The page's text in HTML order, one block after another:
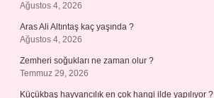
Ağustos 4, 2026
Aras Ali Altıntaş kaç yaşında ?
Ağustos 4, 2026
Zemheri soğukları ne zaman olur ?
Temmuz 29, 2026
Küçükbaş hayvancılık en çok hangi ilde yapılıyor ?